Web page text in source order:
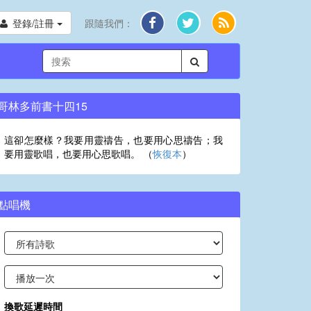
登錄/註冊 跟隨我們：
林多前書十四15
這卻怎麼樣？我要用靈禱告，也要用心思禱告；我
要用靈歌唱，也要用心思歌唱。 （恢復本）
唱機
換歌延遲時間